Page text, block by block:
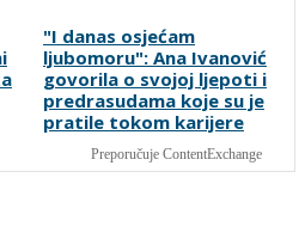
UEFA pokreće istragu: Je li
Infantino namjeravao
prodati prava na Svjetsko